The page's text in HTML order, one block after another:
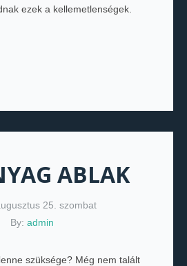
ezek a kellemetlenségek.
ABLAK
25. szombat
By:admin
szüksége? Még nem talált